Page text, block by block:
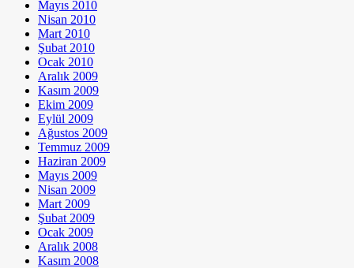
Mayıs 2010
Nisan 2010
Mart 2010
Şubat 2010
Ocak 2010
Aralık 2009
Kasım 2009
Ekim 2009
Eylül 2009
Ağustos 2009
Temmuz 2009
Haziran 2009
Mayıs 2009
Nisan 2009
Mart 2009
Şubat 2009
Ocak 2009
Aralık 2008
Kasım 2008